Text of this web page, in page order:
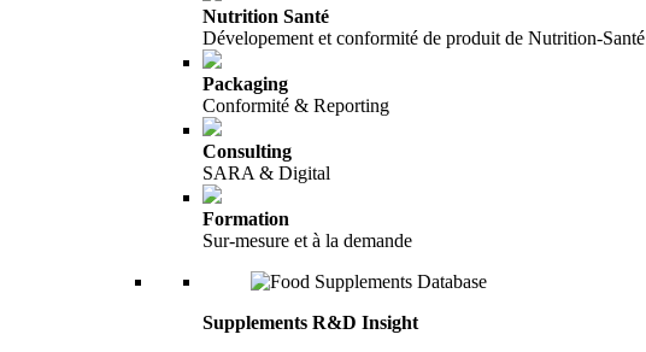
Nutrition Santé
Dévelopement et conformité de produit de Nutrition-Santé
Packaging
Conformité & Reporting
Consulting
SARA & Digital
Formation
Sur-mesure et à la demande
Supplements R&D Insight